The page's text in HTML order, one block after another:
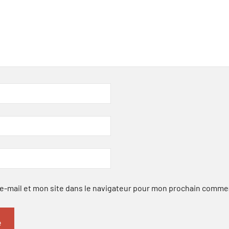
mail et mon site dans le navigateur pour mon prochain